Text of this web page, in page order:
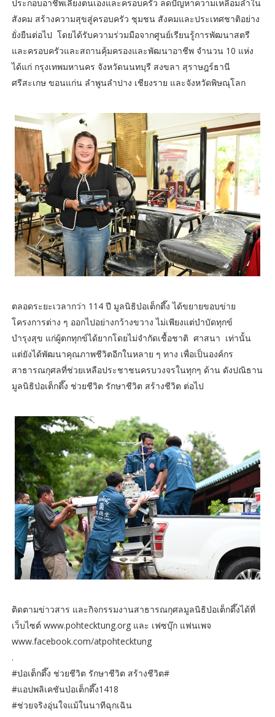
ประกอบอาชีพเลี้ยงตนเองและครอบครัว ลดปัญหาความเหลื่อมล้ำใน
สังคม สร้างความสุขสู่ครอบครัว ชุมชน สังคมและประเทศชาติอย่าง
ยั่งยืนต่อไป โดยได้รับความร่วมมือจากศูนย์เรียนรู้การพัฒนาสตรี
และครอบครัวและสถานคุ้มครองและพัฒนาอาชีพ จำนวน 10 แห่ง
ได้แก่ กรุงเทพมหานคร จังหวัดนนทบุรี สงขลา สุราษฎร์ธานี
ศรีสะเกษ ขอนแก่น ลำพูนลำปาง เชียงราย และจังหวัดพิษณุโลก
ตลอดระยะเวลากว่า 114 ปี มูลนิธิป่อเต็กตึ๊ง ได้ขยายขอบข่าย
โครงการต่าง ๆ ออกไปอย่างกว้างขวาง ไม่เพียงแต่บำบัดทุกข์
บำรุงสุข แก่ผู้ตกทุกข์ได้ยากโดยไม่จำกัดเชื้อชาติ ศาสนา เท่านั้น
แต่ยังได้พัฒนาคุณภาพชีวิตอีกในหลาย ๆ ทาง เพื่อเป็นองค์กร
สาธารณกุศลที่ช่วยเหลือประชาชนครบวงจรในทุกๆ ด้าน ดังปณิธาน
มูลนิธิป่อเต็กตึ๊ง ช่วยชีวิต รักษาชีวิต สร้างชีวิต ต่อไป
ติดตามข่าวสาร และกิจกรรมงานสาธารณกุศลมูลนิธิป่อเต็กตึ๊งได้ที่
เว็บไซต์ www.pohtecktung.org และ เฟซบุ๊ก แฟนเพจ
www.facebook.com/atpohtecktung
.
#ป่อเต็กตึ๊ง ช่วยชีวิต รักษาชีวิต สร้างชีวิต#
#แอปพลิเคชันป่อเต็กตึ๊ง1418
#ช่วยจริงอุ่นใจแม้ในนาทีฉุกเฉิน